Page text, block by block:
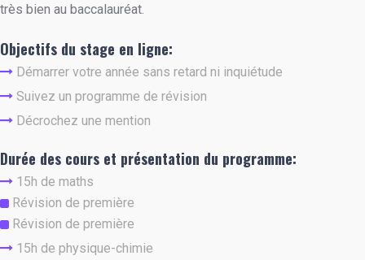
très bien au baccalauréat.
Objectifs du stage en ligne:
Démarrer votre année sans retard ni inquiétude
Suivez un programme de révision
Décrochez une mention
Durée des cours et présentation du programme:
15h de maths
Révision de première
Révision de première
15h de physique-chimie